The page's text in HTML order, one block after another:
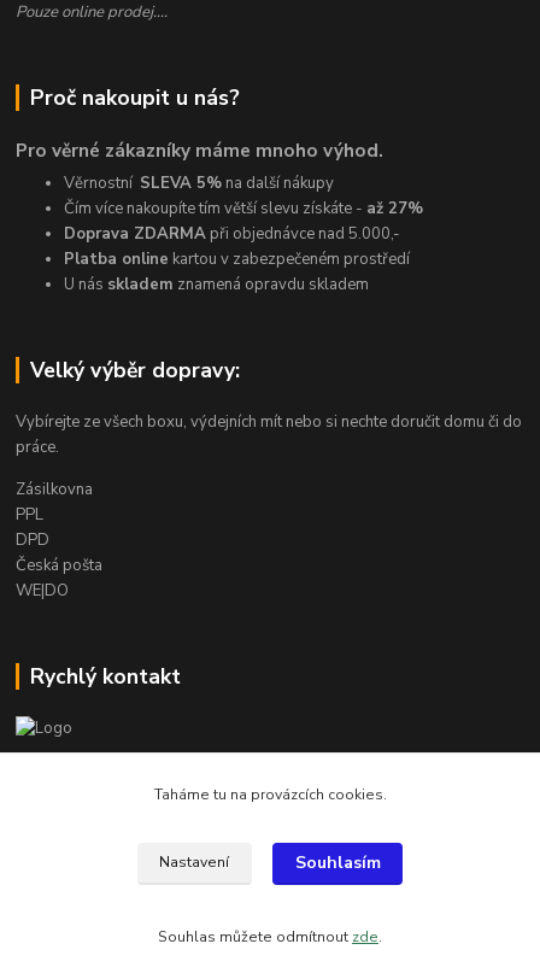
Pouze online prodej....
Proč nakoupit u nás?
Pro věrné zákazníky máme mnoho výhod.
Věrnostní SLEVA 5% na další nákupy
Čím více nakoupíte tím větší slevu získáte - až 27%
Doprava ZDARMA při objednávce nad 5.000,-
Platba online kartou v zabezpečeném prostředí
U nás skladem znamená opravdu skladem
Velký výběr dopravy:
Vybírejte ze všech boxu, výdejních mít nebo si nechte doručit domu či do
práce.
Zásilkovna
PPL
DPD
Česká pošta
WE|DO
Rychlý kontakt
info@armygalanterie.cz
Všechny obrázky, popisky a texty jsou chráněny autorským právem
Taháme tu na provázcích cookies.
Nastavení Souhlasím
Souhlas můžete odmítnout zde.